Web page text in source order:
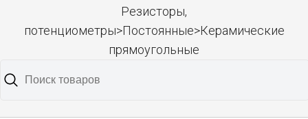
Резисторы,
потенциометры>Постоянные>Керамические
прямоугольные